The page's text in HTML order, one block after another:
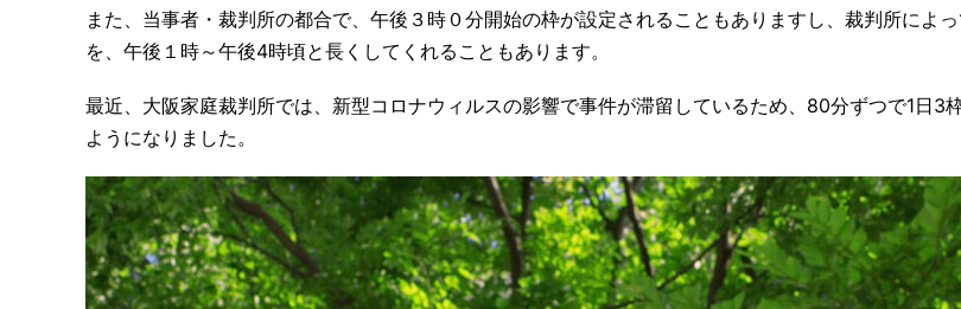
また、当事者・裁判所の都合で、午後３時０分開始の枠が設定されることもありますし、裁判所によ
を、午後１時～午後4時頃と長くしてくれることもあります。
最近、大阪家庭裁判所では、新型コロナウィルスの影響で事件が滞留しているため、80分ずつで1日3
ようになりました。